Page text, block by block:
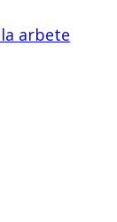
arbete